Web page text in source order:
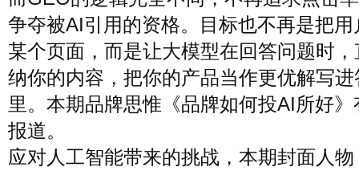
争夺被AI引用的资格。目标也不再是把用
某个页面，而是让大模型在回答问题时
纳你的内容，把你的产品当作更优解写进
里。本期品牌思惟《品牌如何投AI所好》
报道。
应对人工智能带来的挑战，本期封面人物